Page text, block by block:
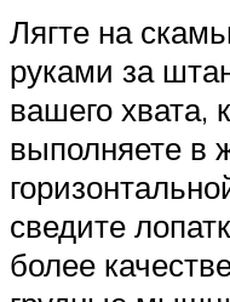
Лягте на
руками за
вашего хвата,
выполняете в
сведите
более